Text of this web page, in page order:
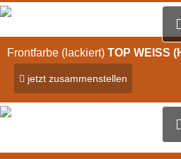
Frontfarbe (lackiert) TOP WEISS
jetzt zusammenstellen